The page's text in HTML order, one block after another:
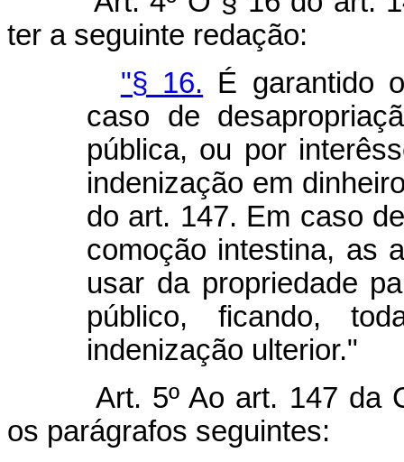
ter a seguinte redação:
"§ 16. É garantido
caso de
pública, ou por
indenização em
do art. 147. Em caso
comoção intestina, as
usar da propriedade
público, ficando,
indenização ulterior."
Art. 5º Ao art. 147 da
os parágrafos seguintes: